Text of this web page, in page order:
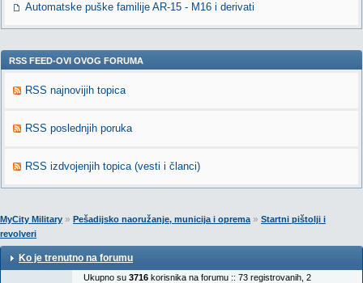
Automatske puške familije AR-15 - M16 i derivati
RSS FEED-OVI OVOG FORUMA
RSS najnovijih topica
RSS poslednjih poruka
RSS izdvojenjih topica (vesti i članci)
MyCity Military » Pešadijsko naoružanje, municija i oprema» Startni pištolji i
revolveri
Ko je trenutno na forumu
Ukupno su 3716 korisnika na forumu :: 73 registrovanih, 2